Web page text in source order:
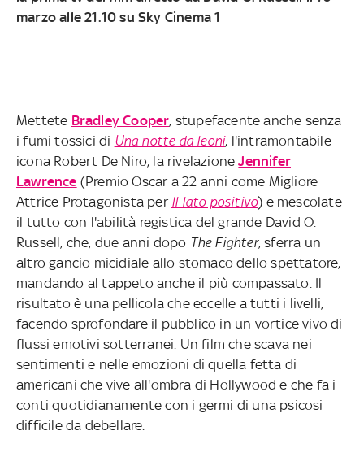
marzo alle 21.10 su Sky Cinema 1
Mettete Bradley Cooper, stupefacente anche senza
i fumi tossici di Una notte da leoni, l'intramontabile
icona Robert De Niro, la rivelazioneJennifer
Lawrence (Premio Oscar a 22 anni come Migliore
Attrice Protagonista per Il lato positivo) e mescolate
il tutto con l'abilità registica del grande David O.
Russell, che, due anni dopo The Fighter, sferra un
altro gancio micidiale allo stomaco dello spettatore,
mandando al tappeto anche il più compassato. Il
risultato è una pellicola che eccelle a tutti i livelli,
facendo sprofondare il pubblico in un vortice vivo di
flussi emotivi sotterranei. Un film che scava nei
sentimenti e nelle emozioni di quella fetta di
americani che vive all'ombra di Hollywood e che fa i
conti quotidianamente con i germi di una psicosi
difficile da debellare.